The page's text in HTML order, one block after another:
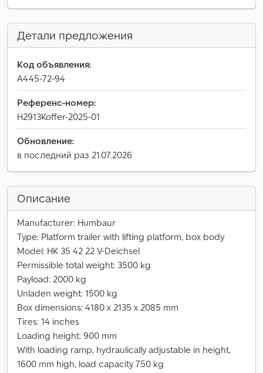
Детали предложения
Код объявления:
A445-72-94
Референс-номер:
H2913Koffer-2025-01
Обновление:
в последний раз 21.07.2026
Описание
Manufacturer: Humbaur
Type: Platform trailer with lifting platform, box body
Model: HK 35 42 22 V-Deichsel
Permissible total weight: 3500 kg
Payload: 2000 kg
Unladen weight: 1500 kg
Box dimensions: 4180 x 2135 x 2085 mm
Tires: 14 inches
Loading height: 900 mm
With loading ramp, hydraulically adjustable in height,
1600 mm high, load capacity 750 kg